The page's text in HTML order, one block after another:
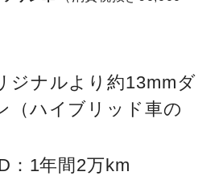
ジナルより約13mmダ
（ハイブリッド車の
：1年間2万km